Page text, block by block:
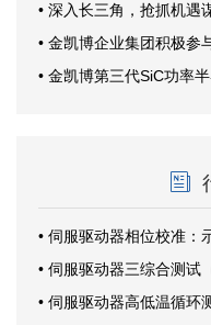
• 深入长三角，抢抓机遇